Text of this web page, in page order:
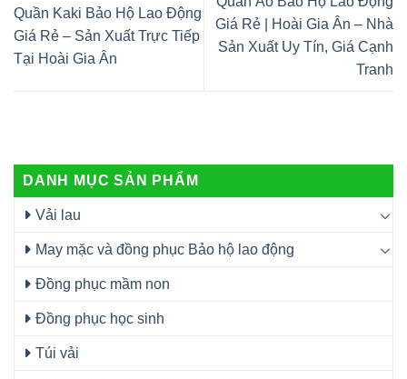
Quần Kaki Bảo Hộ Lao Động
Giá Rẻ – Sản Xuất Trực Tiếp
Tại Hoài Gia Ân
Giá Rẻ | Hoài Gia Ân – Nhà
Sản Xuất Uy Tín, Giá Cạnh
Tranh
DANH MỤC SẢN PHẨM
Vải lau
May mặc và đồng phục Bảo hộ lao động
Đồng phục mầm non
Đồng phục học sinh
Túi vải